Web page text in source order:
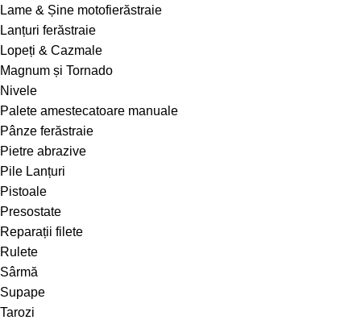
Lame & Șine motofierăstraie
Lanțuri ferăstraie
Lopeți & Cazmale
Magnum și Tornado
Nivele
Palete amestecatoare manuale
Pânze ferăstraie
Pietre abrazive
Pile Lanțuri
Pistoale
Presostate
Reparații filete
Rulete
Sârmă
Supape
Tarozi